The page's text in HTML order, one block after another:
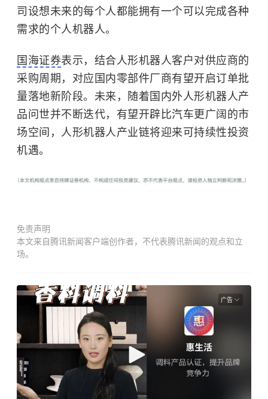
司设想未来的每个人都能拥有一个可以完成各种
需求的个人机器人。
国海证券表示，结合人形机器人客户对供应商的
采购周期，对应国内零部件厂商有望开启订单批
量落地新阶段。未来，随着国内外人形机器人产
品问世并不断迭代，有望开辟比汽车更广阔的市
场空间，人形机器人产业链将迎来可持续性投资
机遇。
免责声明
本文来自腾讯新闻客户端创作者，不代表腾讯新闻的观点和立
场。
广告